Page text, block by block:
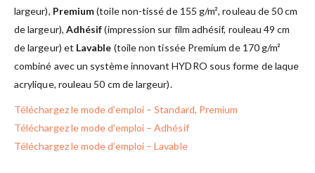
largeur), Premium(toile non-tissé de 155 g/m², rouleau de 50 cm
de largeur), Adhésif(impression sur film adhésif, rouleau 49 cm
de largeur) et Lavable (toile non tissée Premium de 170 g/m²
combiné avec un système innovant HYDRO sous forme de laque
acrylique, rouleau 50 cm de largeur).
Téléchargez le mode d’emploi – Standard, Premium
Téléchargez le mode d’emploi – Adhésif
Téléchargez le mode d’emploi – Lavable